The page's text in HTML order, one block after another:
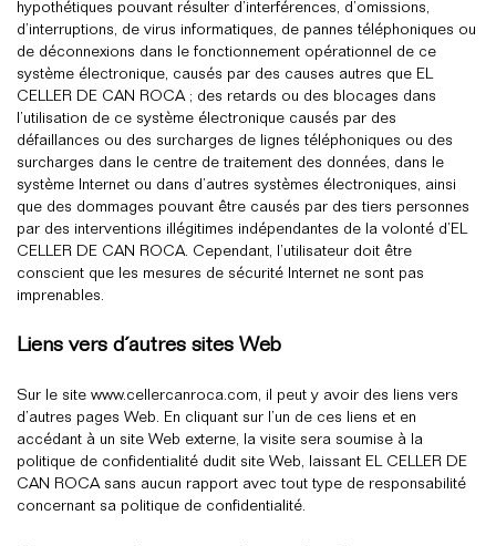
hypothétiques pouvant résulter d’interférences, d’omissions,
d’interruptions, de virus informatiques, de pannes téléphoniques ou
de déconnexions dans le fonctionnement opérationnel de ce
système électronique, causés par des causes autres que EL
CELLER DE CAN ROCA ; des retards ou des blocages dans
l’utilisation de ce système électronique causés par des
défaillances ou des surcharges de lignes téléphoniques ou des
surcharges dans le centre de traitement des données, dans le
système Internet ou dans d’autres systèmes électroniques, ainsi
que des dommages pouvant être causés par des tiers personnes
par des interventions illégitimes indépendantes de la volonté d’EL
CELLER DE CAN ROCA. Cependant, l’utilisateur doit être
conscient que les mesures de sécurité Internet ne sont pas
imprenables.
Liens vers d´autres sites Web
Sur le site www.cellercanroca.com, il peut y avoir des liens vers
d’autres pages Web. En cliquant sur l’un de ces liens et en
accédant à un site Web externe, la visite sera soumise à la
politique de confidentialité dudit site Web, laissant EL CELLER DE
CAN ROCA sans aucun rapport avec tout type de responsabilité
concernant sa politique de confidentialité.